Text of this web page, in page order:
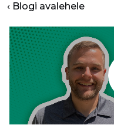
‹ Blogi avalehele